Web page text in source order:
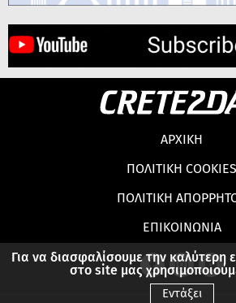
Για να διασφαλίσουμε την καλύτερη
στο site μας
Εντάξει
ΑΡΧΙΚΗ
ΠΟΛΙΤΙΚΗ COOKIES
ΠΟΛΙΤΙΚΗ
ΕΠΙΚΟΙΝΩΝΙΑ